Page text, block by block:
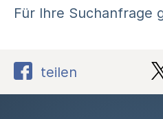
Für Ihre Suchanfrage
teilen